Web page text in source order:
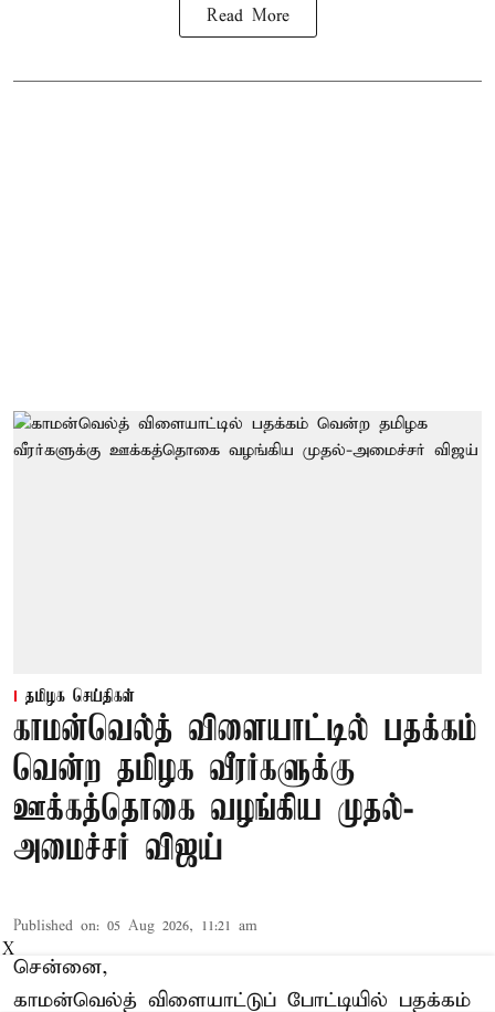
Read More
தமிழக செய்திகள்
காமன்வெல்த் விளையாட்டில் பதக்கம்
வென்ற தமிழக வீரர்களுக்கு
ஊக்கத்தொகை வழங்கிய முதல்-
அமைச்சர் விஜய்
Published on: 05 Aug 2026, 11:21 am
சென்னை,
காமன்வெல்த் விளையாட்டுப் போட்டியில் பதக்கம்
X